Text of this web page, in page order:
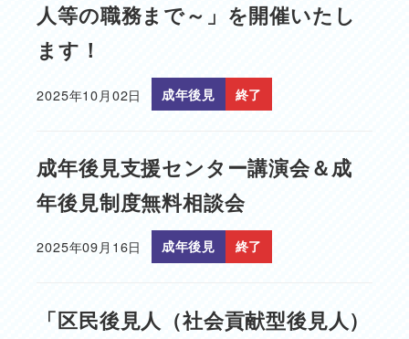
人等の職務まで～」を開催いたし
ます！
投稿日
2025年10月02日 成年後見 終了
成年後見支援センター講演会＆成
年後見制度無料相談会
投稿日
2025年09月16日 成年後見 終了
「区民後見人（社会貢献型後見人）